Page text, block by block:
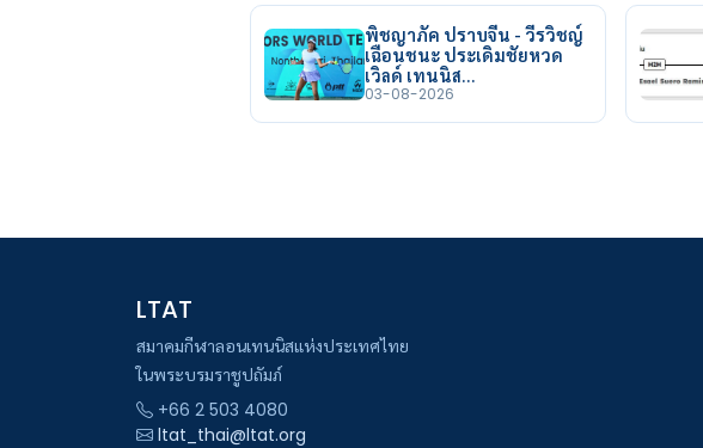
พิชญาภัค ปราบจีน - วีรวิชญ์
เฉือนชนะ ประเดิมชัยหวด
เวิลด์ เทนนิส…
03-08-2026
LTAT
สมาคมกีฬาลอนเทนนิสแห่งประเทศไทย
ในพระบรมราชูปถัมภ์
+66 2 503 4080
ltat_thai@ltat.org